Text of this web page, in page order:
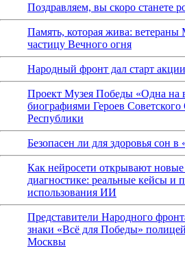
Поздравляем, вы скоро станете
Память, которая жива:
частицу Вечного огня
Народный фронт дал старт
Проект Музея Победы «Одна на
биографиями Героев
Республики
Безопасен ли для здоровья сон в
Как нейросети открывают
диагностике: реальные кейсы и
использования ИИ
Представители Народного
знаки «Всё для Победы»
Москвы